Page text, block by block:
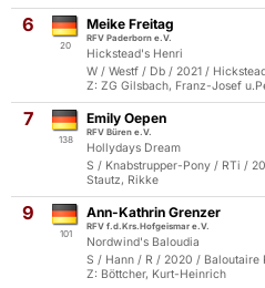
6
20
Meike Freitag
RFV Paderborn e.V.
Hickstead's Henri
W / Westf / Db / 2021 /
Z: ZG Gilsbach, Franz-Josef
7
138
Emily Oepen
RFV Büren e.V.
Hollydays Dream
S / Knabstrupper-Pony / RTi /
Stautz, Rikke
9
101
Ann-Kathrin Grenzer
RFV f.d.Krs.Hofgeismar e.V.
Nordwind's Baloudia
S / Hann / R / 2020 / Baloutaire
Z: Böttcher, Kurt-Heinrich